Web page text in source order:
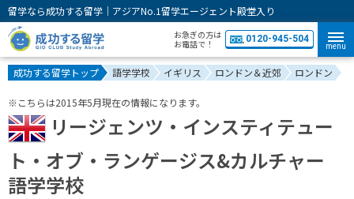
留学なら成功する留学｜アジアNo.1留学エージェント殿堂入り
お急ぎの方は
お電話で！
0120-945-504
menu
成功する留学トップ 語学学校 イギリス ロンドン＆近郊 ロンドン
※こちらは2015年5月現在の情報になります。
リージェンツ・インスティテュー
ト・オブ・ランゲージス&カルチャー
語学学校